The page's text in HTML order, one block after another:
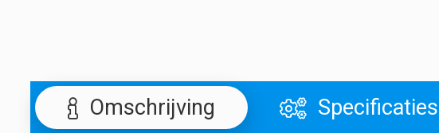
Omschrijving Specificaties